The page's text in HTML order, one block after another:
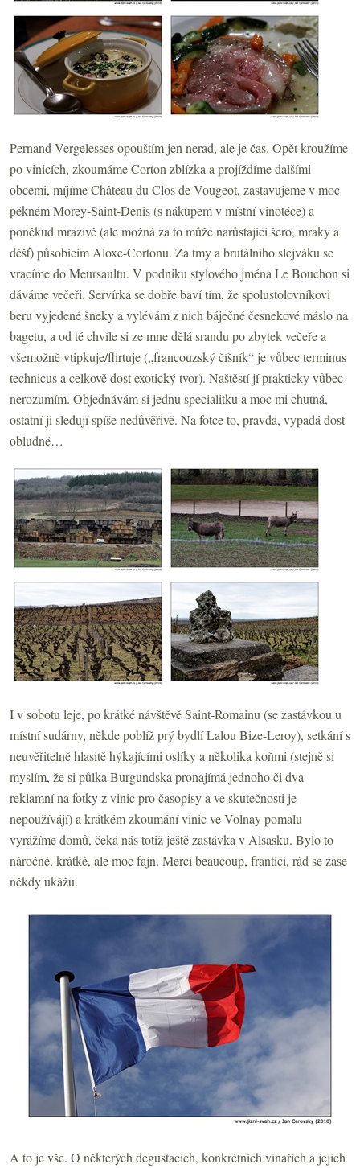
Pernand-Vergelesses opouštím jen nerad, ale je čas. Opět kroužíme
po vinicích, zkoumáme Corton zblízka a projíždíme dalšími
obcemi, míjíme Château du Clos de Vougeot, zastavujeme v moc
pěkném Morey-Saint-Denis (s nákupem v místní vinotéce) a
poněkud mrazivě (ale možná za to může narůstající šero, mraky a
déšť) působícím Aloxe-Cortonu. Za tmy a brutálního slejváku se
vracíme do Meursaultu. V podniku stylového jména Le Bouchon si
dáváme večeři. Servírka se dobře baví tím, že spolustolovníkovi
beru vyjedené šneky a vylévám z nich báječné česnekové máslo na
bagetu, a od té chvíle si ze mne dělá srandu po zbytek večeře a
všemožně vtipkuje/flirtuje („francouzský číšník“ je vůbec terminus
technicus a celkově dost exotický tvor). Naštěstí jí prakticky vůbec
nerozumím. Objednávám si jednu specialitku a moc mi chutná,
ostatní ji sledují spíše nedůvěřivě. Na fotce to, pravda, vypadá dost
obludně…
I v sobotu leje, po krátké návštěvě Saint-Romainu (se zastávkou u
místní sudárny, někde poblíž prý bydlí Lalou Bize-Leroy), setkání s
neuvěřitelně hlasitě hýkajícími oslíky a několika koňmi (stejně si
myslím, že si půlka Burgundska pronajímá jednoho či dva
reklamní na fotky z vinic pro časopisy a ve skutečnosti je
nepoužívájí) a krátkém zkoumání vinic ve Volnay pomalu
vyrážíme domů, čeká nás totiž ještě zastávka v Alsasku. Bylo to
náročné, krátké, ale moc fajn. Merci beaucoup, frantíci, rád se zase
někdy ukážu.
A to je vše. O některých degustacích, konkrétních vinařích a jejich